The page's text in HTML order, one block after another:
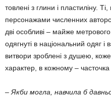
товлені з глини і пластиліну.
персонажами численних
дві особливі – майже мет­рового
одягнуті в національний одяг і
витвори зроблені з душею,
характер, в кожному – часточ­ка
– Якби могла, навчила б